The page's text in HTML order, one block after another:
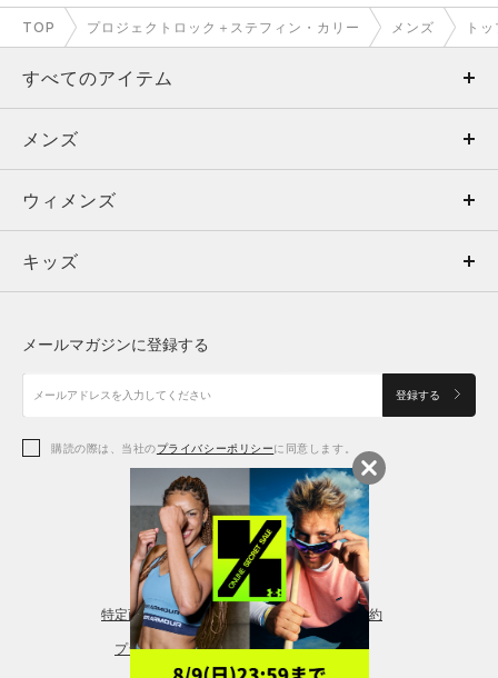
TOP プロジェクトロック＋ステフィン・カリー メンズ ト
すべてのアイテム
メンズ
ウィメンズ
キッズ
アクセサリー
メンズ
トップス
ボトムス
アクセサリー
ウィメンズ
トップス
シューズ
アクセサリー
レギンス＆タイツ
キッズ
シューズ
メールマガジンに登録する
登録する
購読の際は、当社のプライバシーポリシーに同意します。
特定商取引法に基づく通販の表記 会員規約
プライバシーポリシー